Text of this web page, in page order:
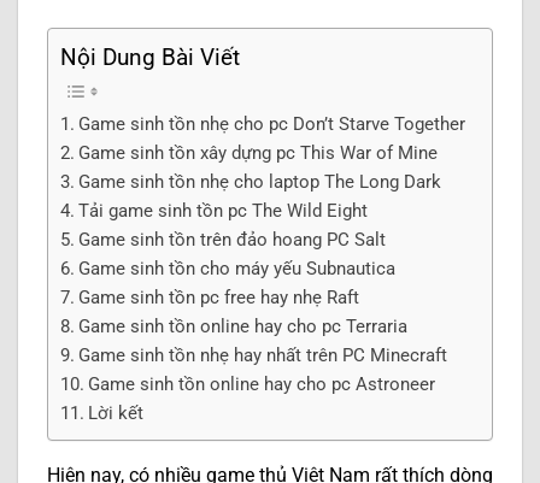
Nội Dung Bài Viết
Game sinh tồn nhẹ cho pc Don’t Starve Together
Game sinh tồn xây dựng pc This War of Mine
Game sinh tồn nhẹ cho laptop The Long Dark
Tải game sinh tồn pc The Wild Eight
Game sinh tồn trên đảo hoang PC Salt
Game sinh tồn cho máy yếu Subnautica
Game sinh tồn pc free hay nhẹ Raft
Game sinh tồn online hay cho pc Terraria
Game sinh tồn nhẹ hay nhất trên PC Minecraft
Game sinh tồn online hay cho pc Astroneer
Lời kết
Hiện nay, có nhiều game thủ Việt Nam rất thích dòng